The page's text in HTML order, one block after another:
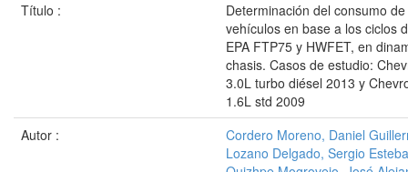
Título :
Determinación del consumo
vehículos en base a los ciclos
EPA FTP75 y HWFET, en
chasis. Casos de estudio:
3.0L turbo diésel 2013 y
1.6L std 2009
Autor :
Cordero Moreno, Daniel
Lozano Delgado, Sergio